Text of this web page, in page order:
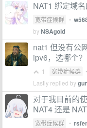
NAT1 绑定域名
宽带症候群 •
byNSAgold
nat1 但没有公
ipv6，选哪个？
1 宽带症候群 •
Lastly replied by
对于我目前的
NAT4 还是
宽带症候群 •